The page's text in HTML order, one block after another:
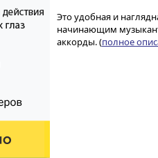
Это удобная и
начинающим
аккорды. (полное